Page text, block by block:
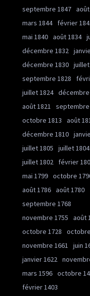
septembre 1847
mars 1844
février
mai 1840 août 1834
décembre 1832
décembre 1830
septembre 1828
juillet 1824 décembre
août 1821
septembre
octobre 1813
août
décembre 1810
juillet 1805
juillet 1804
juillet 1802
février
mai 1799 octobre
août 1786 août 1780
septembre 1768
novembre 1755
août
octobre 1728
novembre 1661
juin
janvier 1622
mars 1596 octobre
février 1403